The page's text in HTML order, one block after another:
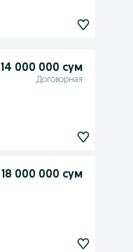
14 000 000 сум
Договорная
18 000 000 сум